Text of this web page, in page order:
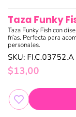
Taza Funky
Taza Funky Fish con
frías. Perfecta para
personales.
SKU: FI.C.03752.A
$13,00